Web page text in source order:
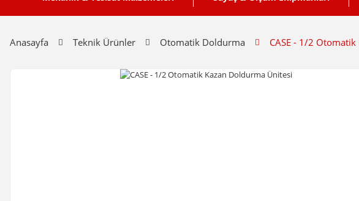
Anasayfa Teknik Ürünler Otomatik Doldurma CASE - 1/2